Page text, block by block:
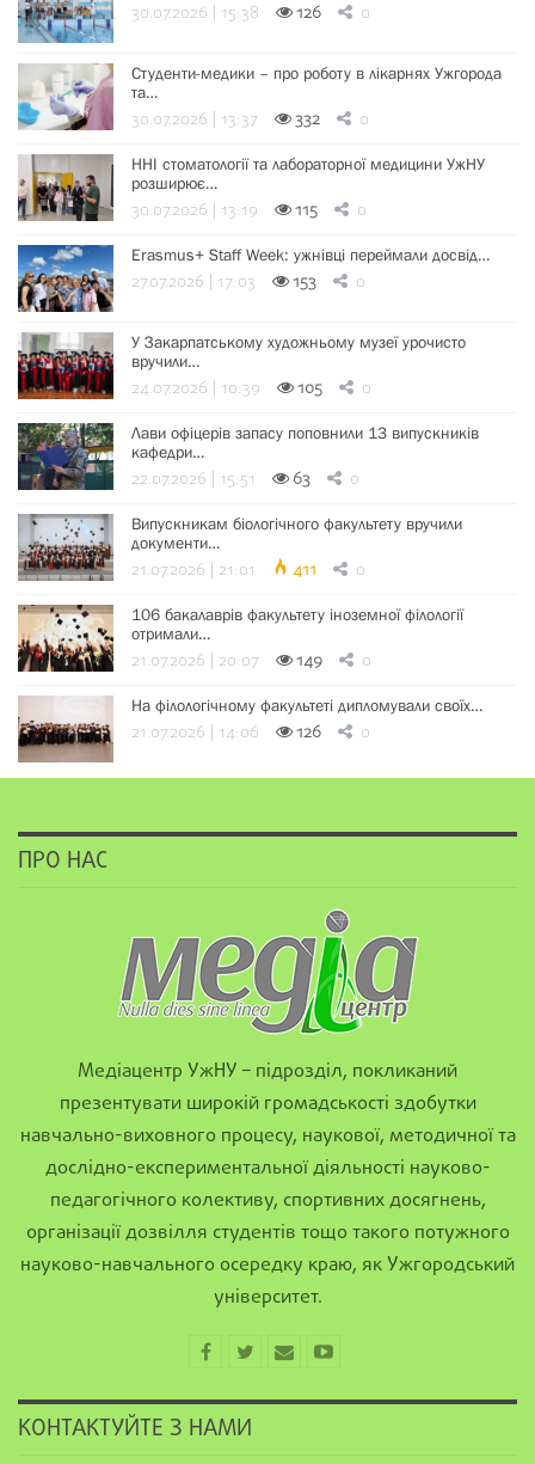
30.07.2026 | 15:38 126 0
Студенти-медики – про роботу в лікарнях Ужгорода
та…
30.07.2026 | 13:37 332 0
ННІ стоматології та лабораторної медицини УжНУ
розширює…
30.07.2026 | 13:19 115 0
Erasmus+ Staff Week: ужнівці переймали досвід…
27.07.2026 | 17:03 153 0
У Закарпатському художньому музеї урочисто
вручили…
24.07.2026 | 10:39 105 0
Лави офіцерів запасу поповнили 13 випускників
кафедри…
22.07.2026 | 15:51 63 0
Випускникам біологічного факультету вручили
документи…
21.07.2026 | 21:01 411 0
106 бакалаврів факультету іноземної філології
отримали…
21.07.2026 | 20:07 149 0
На філологічному факультеті дипломували своїх…
21.07.2026 | 14:06 126 0
ПРО НАС
Медіацентр УжНУ – підрозділ, покликаний
презентувати широкій громадськості здобутки
навчально-виховного процесу, наукової, методичної та
дослідно-експериментальної діяльності науково-
педагогічного колективу, спортивних досягнень,
організації дозвілля студентів тощо такого потужного
науково-навчального осередку краю, як Ужгородський
університет.
КОНТАКТУЙТЕ З НАМИ